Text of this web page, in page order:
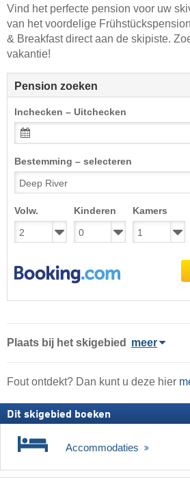
Vind het perfecte pension voor uw
van het voordelige
& Breakfast direct aan de skipiste.
vakantie!
Pension zoeken
Inchecken – Uitchecken
Bestemming – selecteren
Volw. Kinderen Kamers
Plaats bij het skigebied meer
Fout ontdekt? Dan kunt u deze hier
Dit skigebied boeken
Accommodaties